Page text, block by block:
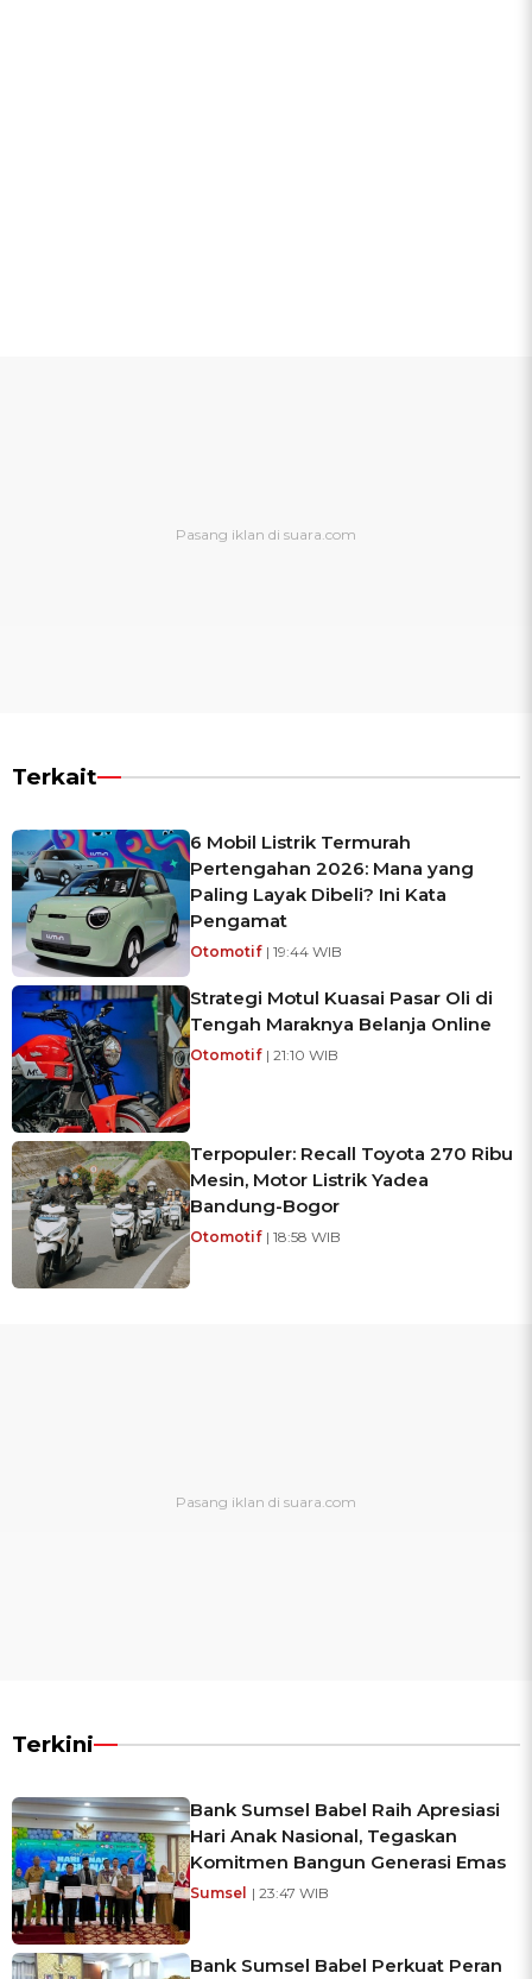
Terkait
6 Mobil Listrik Termurah
Pertengahan 2026: Mana yang
Paling Layak Dibeli? Ini Kata
Pengamat
Otomotif | 19:44 WIB
Strategi Motul Kuasai Pasar Oli di
Tengah Maraknya Belanja Online
Otomotif | 21:10 WIB
Terpopuler: Recall Toyota 270 Ribu
Mesin, Motor Listrik Yadea
Bandung-Bogor
Otomotif | 18:58 WIB
Terkini
Bank Sumsel Babel Raih Apresiasi
Hari Anak Nasional, Tegaskan
Komitmen Bangun Generasi Emas
Sumsel | 23:47 WIB
Bank Sumsel Babel Perkuat Peran